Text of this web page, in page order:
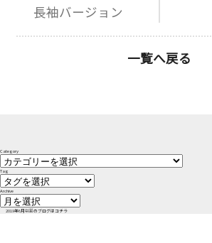
長袖バージョン
一覧へ戻る
Category
Tag
Archive
2019年6月以前のブログはコチラ